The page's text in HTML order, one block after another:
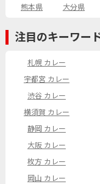
熊本県
大分県
注目のキーワー
札幌 カレー
宇都宮 カレー
渋谷 カレー
横須賀 カレー
静岡 カレー
大阪 カレー
枚方 カレー
岡山 カレー